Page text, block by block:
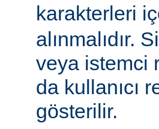
karakterleri
alınmalıdır.
veya istemci
da kullanıcı
gösterilir.